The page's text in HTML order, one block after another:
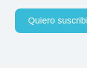
correo
electrónico
Quiero